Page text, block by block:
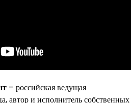
– российская ведущая
автор и исполнитель собственных